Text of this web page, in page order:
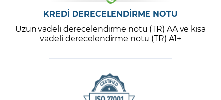
KREDİ DERECELENDİRME NOTU
Uzun vadeli derecelendirme notu (TR) AA ve kısa
vadeli derecelendirme notu (TR) A1+